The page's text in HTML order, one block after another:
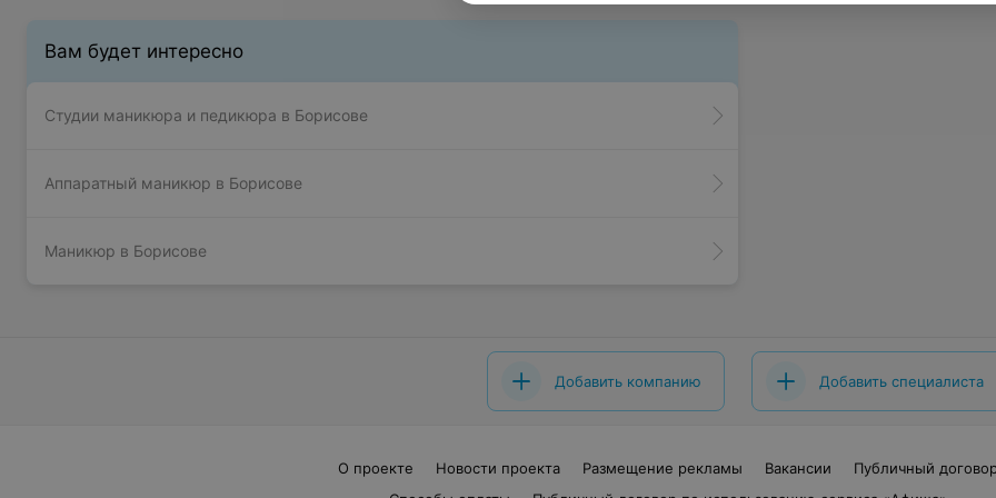
Вам будет интересно
Студии маникюра и педикюра в Борисове
Аппаратный маникюр в Борисове
Маникюр в Борисове
Добавить компанию Добавить специалиста
О проекте Новости проекта Размещение рекламы Вакансии
Публичный